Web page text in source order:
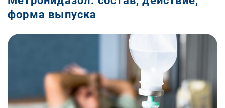
форма выпуска